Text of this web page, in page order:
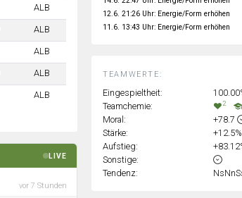
ALB
ALB
ALB
ALB
ALB
LIVE
vor 7 Stunden
TEAMWERTE:
Eingespieltheit:
Teamchemie:
2
Moral:
+78.7
Stärke:
+12.5%
Aufstieg:
Sonstige:
Tendenz:
12.6. 21:26 Uhr: Energie/Form erhöhen
11.6. 13:43 Uhr: Energie/Form erhöhen